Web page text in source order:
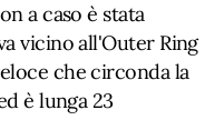
a caso è stata
vicino all'Outer Ring
che circonda la
è lunga 23